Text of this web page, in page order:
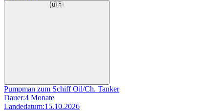
🇺🇦
Pumpman zum Schiff Oil/Ch. Tanker
Dauer:4 Monate
Landedatum:15.10.2026